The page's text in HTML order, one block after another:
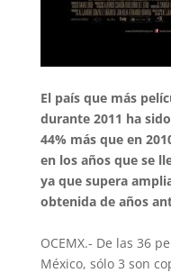
El país que más
durante 2011 ha
44% más que en
en los años que se
ya que supera
obtenida de años
OCEMX.- De las 36
México, sólo 3 son